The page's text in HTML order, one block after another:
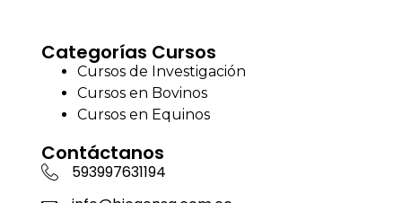
Categorías Cursos
Cursos de Investigación
Cursos en Bovinos
Cursos en Equinos
Contáctanos
593997631194